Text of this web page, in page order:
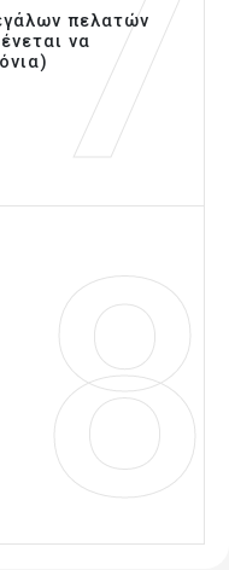
πελατών
να
8